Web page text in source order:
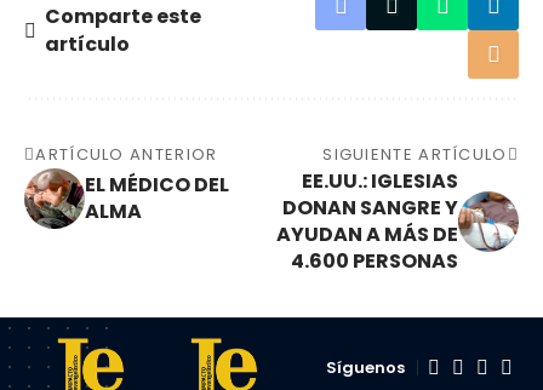
Comparte este
artículo
ARTÍCULO ANTERIOR
EL MÉDICO DEL
ALMA
SIGUIENTE ARTÍCULO
EE.UU.: IGLESIAS
DONAN SANGRE Y
AYUDAN A MÁS DE
4.600 PERSONAS
Síguenos